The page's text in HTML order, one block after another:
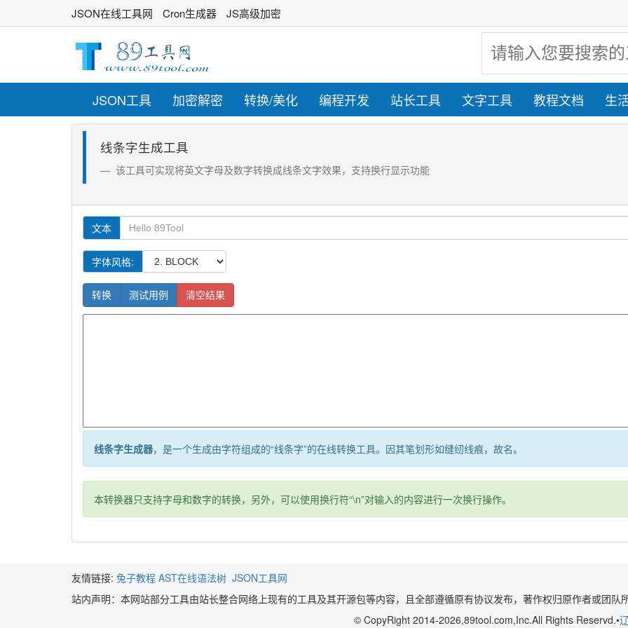
JSON在线工具网 Cron生成器 JS高级加密
JSON工具 加密解密 转换/美化 编程开发 站长工具 文字工具 教程文档 生
线条字生成工具
该工具可实现将英文字母及数字转换成线条文字效果，支持换行显示功能
英
文
字
文本
字体风格:
转换 测试用例 清空结果
线条字生成器，是一个生成由字符组成的“线条字”的在线转换工具。因其笔划形如缝纫线痕，故名。
本转换器只支持字母和数字的转换，另外，可以使用换行符“\n”对输入的内容进行一次换行操作。
友情链接: 兔子教程 AST在线语法树 JSON工具网
站内声明：本网站部分工具由站长整合网络上现有的工具及其开源包等内容，且全部遵循原有协议发布，著作权归原作者或团队所
© CopyRight 2014-2026,89tool.com,Inc.All Rights Reservd.•